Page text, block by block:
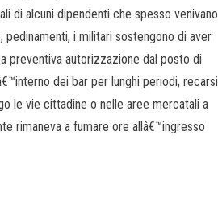
di alcuni dipendenti che spesso venivano
i militari sostengono di aver
preventiva autorizzazione dal posto di
dei bar per lunghi periodi, recarsi
le vie cittadine o nelle aree mercatali a
rimaneva a fumare ore allâ€™ingresso